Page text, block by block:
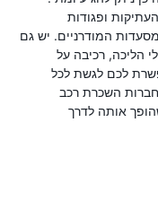
ופגודות
המודרניים. יש גם
הליכה, רכיבה על
לכם לגשת לכל
חברות השכרת רכב
אותה לדרך